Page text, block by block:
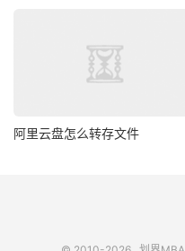
阿里云盘怎么转存文件